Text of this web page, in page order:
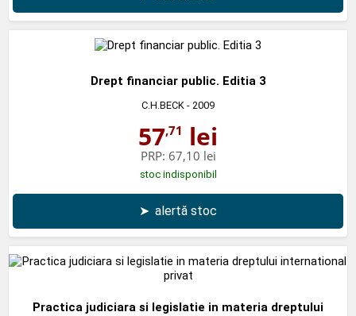
Drept financiar public. Editia 3
C.H.BECK - 2009
57,71 lei
PRP: 67,10 lei
stoc indisponibil
➤ alertă stoc
Practica judiciara si legislatie in materia dreptului